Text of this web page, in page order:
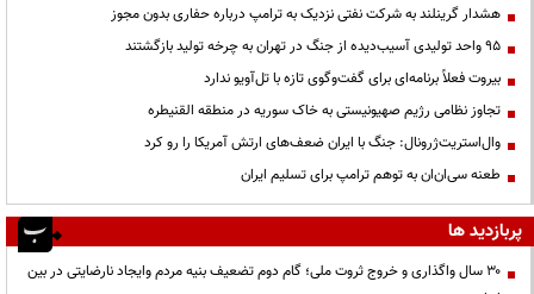
هشدار گرینلند به شرکت نفتی نزدیک به ترامپ درباره حفاری بدون مجوز
95 واحد تولیدی آسیب‌دیده از جنگ در تهران به چرخه تولید بازگشتند
بیروت فعلاً برنامه‌ای برای گفت‌وگوی تازه با تل‌آویو ندارد
تجاوز نظامی رژیم صهیونیستی به خاک سوریه در منطقه القنیطره
وال‌استریت‌ژرونال: جنگ با ایران ضعف‌های ارتش آمریکا را رو کرد
طعنه سی‌ان‌ان به توهم ترامپ برای تسلیم ایران
پربازدید ها
۳۰ سال واگذاری و خروج ثروت ملی؛ گام دوم تضعیف بنیه مردم وایجاد نارضایتی در بین